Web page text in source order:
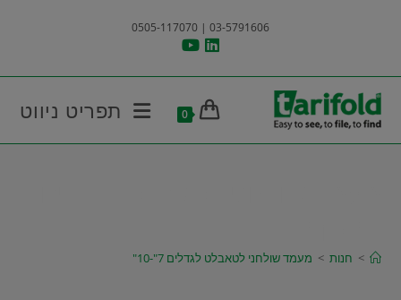
03-5791606 | 0505-117070
0 תפריט ניווט
> חנות > מעמד שולחני לטאבלט לגדלים 7"-10"